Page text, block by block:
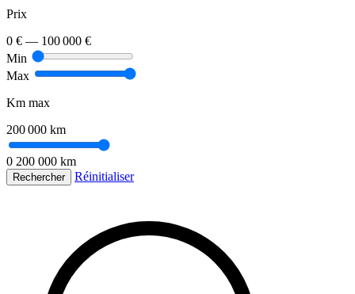
Prix
0 € — 100 000 €
Min
Max
Km max
200 000 km
0 200 000 km
Rechercher Réinitialiser